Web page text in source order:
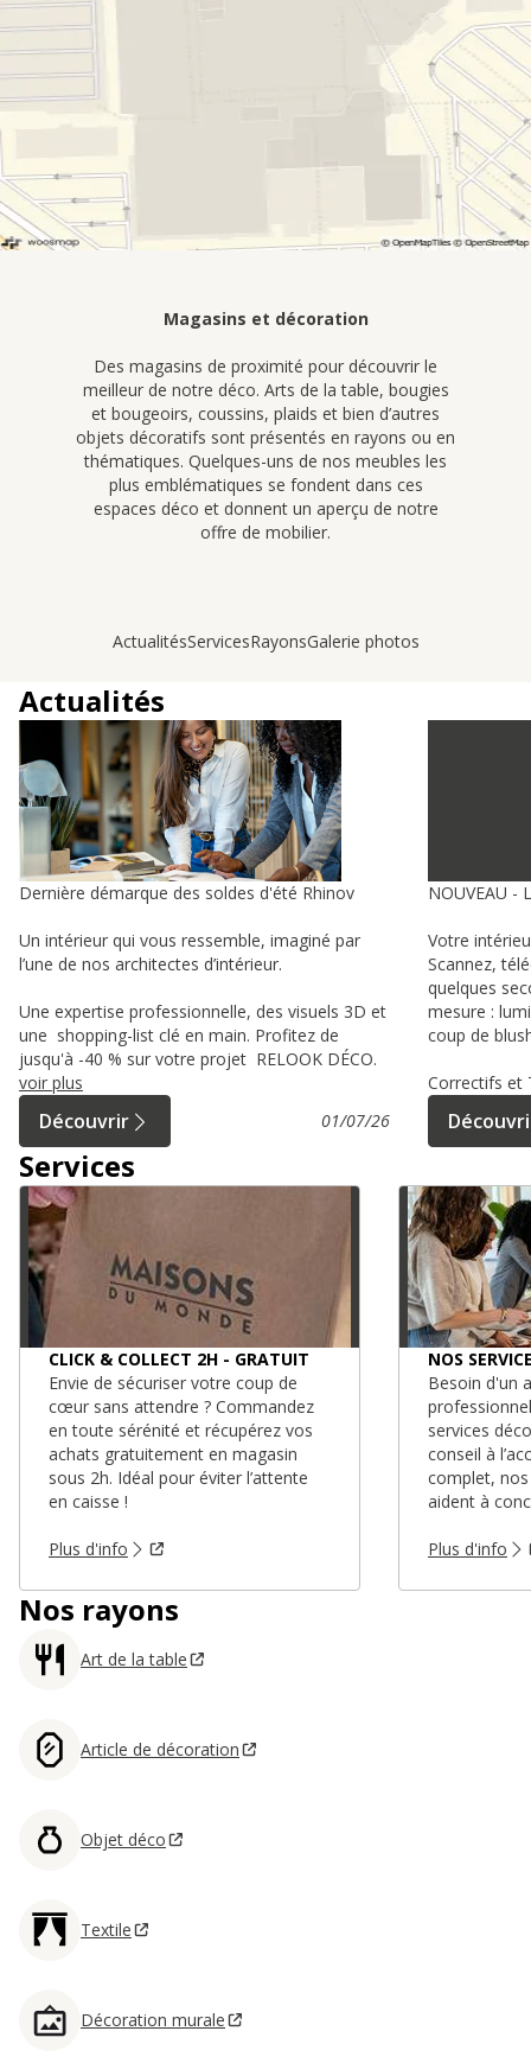
Magasins et décoration
Des magasins de proximité pour découvrir le
meilleur de notre déco. Arts de la table, bougies
et bougeoirs, coussins, plaids et bien d’autres
objets décoratifs sont présentés en rayons ou en
thématiques. Quelques-uns de nos meubles les
plus emblématiques se fondent dans ces
espaces déco et donnent un aperçu de notre
offre de mobilier.
ActualitésServicesRayonsGalerie photos
Actualités
Dernière démarque des soldes d'été Rhinov
Un intérieur qui vous ressemble, imaginé par
l’une de nos architectes d’intérieur.
Une expertise professionnelle, des visuels 3D et
une shopping-list clé en main. Profitez de
jusqu'à -40 % sur votre projet RELOOK DÉCO.
voir plus
Découvrir 01/07/26
NOUVEAU -
Votre
Scannez,
quelques
mesure :
coup de
Correctifs et
Services
CLICK & COLLECT 2H - GRATUIT
Envie de sécuriser votre coup de
cœur sans attendre ? Commandez
en toute sérénité et récupérez vos
achats gratuitement en magasin
sous 2h. Idéal pour éviter l’attente
en caisse !
Plus d'info
NOS
Besoin d'un
services
conseil à
complet,
aident à
Plus d'info
Nos rayons
Art de la table
Article de décoration
Objet déco
Textile
Décoration murale